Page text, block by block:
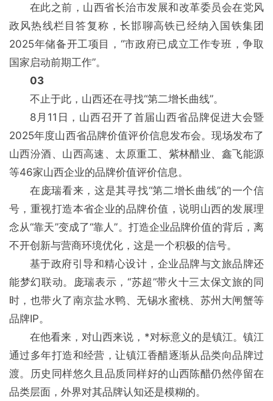
在此之前，山西省长治市发展和改革委员会在党风
政风热线栏目答复称，长邯聊高铁已经纳入国铁集团
2025年储备开工项目，“市政府已成立工作专班，争取
国家启动前期工作”。
03
不止于此，山西还在寻找“第二增长曲线”。
8月11日，山西召开了首届山西省品牌促进大会暨
2025年度山西省品牌价值评价信息发布会。现场发布了
山西汾酒、山西高速、太原重工、紫林醋业、鑫飞能源
等46家山西企业的品牌价值评价信息。
在庞瑞看来，这是其寻找“第二增长曲线”的一个信
号，重视打造本省企业的品牌价值，说明山西的发展理
念从“靠天”变成了“靠人”。打造企业品牌价值的背后，离
不开创新与营商环境优化，这是一个积极的信号。
基于政府引导和精心设计，企业品牌与文旅品牌还
能梦幻联动。庞瑞表示，“苏超”带火十三太保文旅的同
时，也带火了南京盐水鸭、无锡水蜜桃、苏州大闸蟹等
品牌IP。
在他看来，对山西来说，*对标意义的是镇江。镇江
通过多年打造和经营，让镇江香醋逐渐从品类向品牌过
渡。历史同样悠久且品质同样好的山西陈醋仍然停留在
品类层面，外界对其品牌认知还是模糊的。